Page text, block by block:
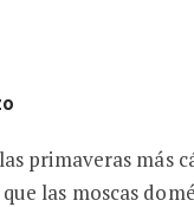
primaveras más
las moscas